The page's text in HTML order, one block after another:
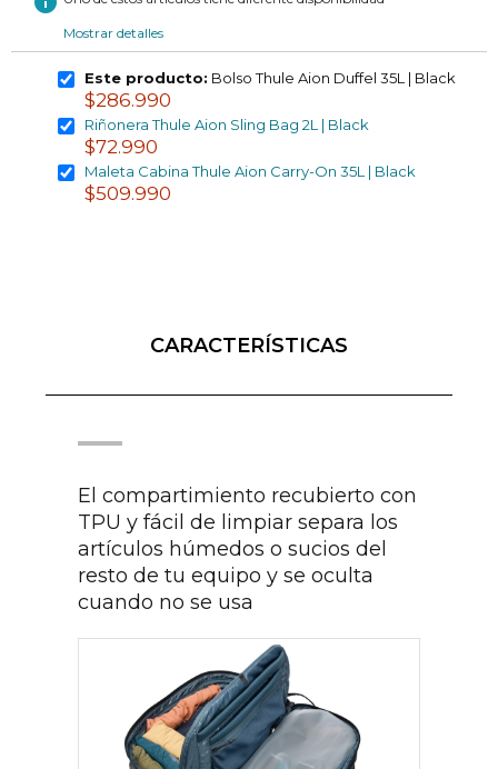
Mostrar detalles
Este producto: Bolso Thule Aion Duffel 35L | Black
$286.990
Riñonera Thule Aion Sling Bag 2L | Black
$72.990
Maleta Cabina Thule Aion Carry-On 35L | Black
$509.990
CARACTERÍSTICAS
El compartimiento recubierto con
TPU y fácil de limpiar separa los
artículos húmedos o sucios del
resto de tu equipo y se oculta
cuando no se usa